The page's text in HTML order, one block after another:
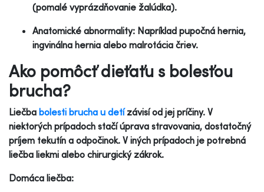
(pomalé vyprázdňovanie žalúdka).
Anatomické abnormality: Napríklad pupočná hernia,
ingvinálna hernia alebo malrotácia čriev.
Ako pomôcť dieťaťu s bolesťou
brucha?
Liečba bolesti brucha u detízávisí od jej príčiny. V
niektorých prípadoch stačí úprava stravovania, dostatočný
príjem tekutín a odpočinok. V iných prípadoch je potrebná
liečba liekmi alebo chirurgický zákrok.
Domáca liečba: